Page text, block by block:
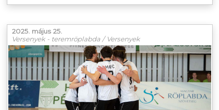
2025. május 25.
Versenyek - teremröplabda / Versenyek